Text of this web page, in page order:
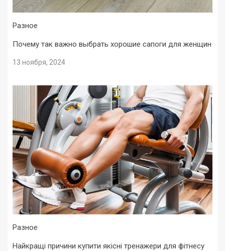
Разное
Почему так важно выбрать хорошие сапоги для женщин
13 ноября, 2024
Разное
Найкращі причини купити якісні тренажери для фітнесу